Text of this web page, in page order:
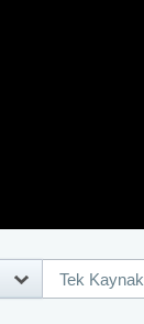
Tek Kaynak